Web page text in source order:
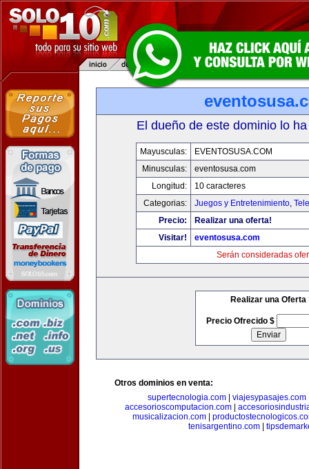
El dueño de este dominio lo
Mayusculas:
EVENTOSUSA.COM
Minusculas:
eventosusa.com
Longitud:
10 caracteres
Categorias:
Juegos y Entretenimiento,
Precio:
Realizar una oferta!
Visitar!
eventosusa.com
Serán consideradas
Realizar una Oferta
Precio Ofrecido $
Otros dominios en venta:
supertecnologia.com| viajesypasajes.com
accesorioscomputacion.com
musicalizacion.com|
tenisargentino.com